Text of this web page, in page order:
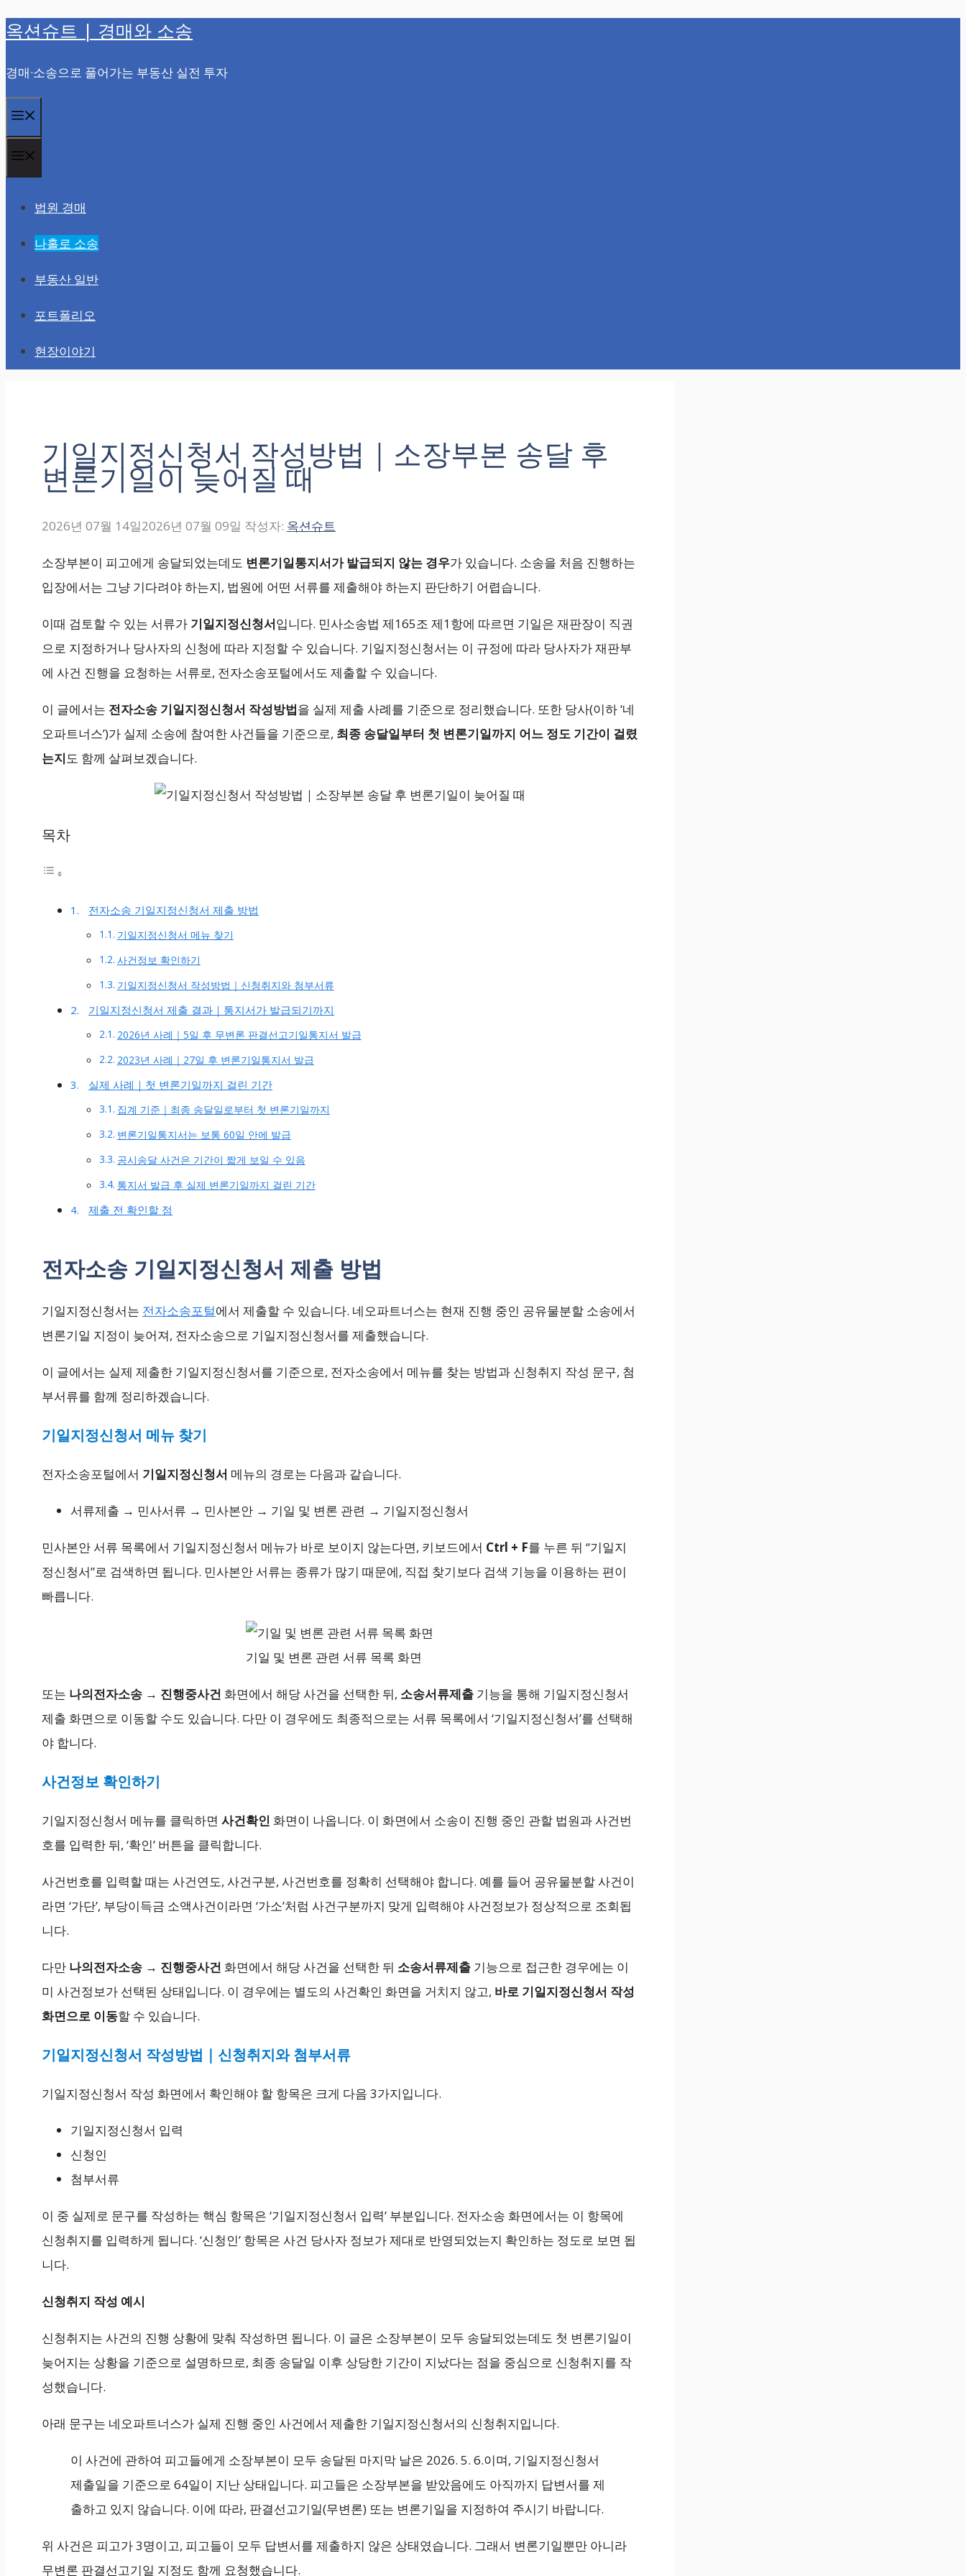
컨
츠
로
너
뛰
옥션슈트 | 경매와 소송
경매·소송으로 풀어가는 부동산 실전 투자
법원 경매
나홀로 소송
부동산 일반
포트폴리오
현장이야기
기일지정신청서 작성방법｜소장부본 송달 후
변론기일이 늦어질 때
2026년 07월 14일2026년 07월 09일 작성자: 옥션슈트
소장부본이 피고에게 송달되었는데도 변론기일통지서가 발급되지 않는 경우가 있습니다. 소송을 처음 진행하는
입장에서는 그냥 기다려야 하는지, 법원에 어떤 서류를 제출해야 하는지 판단하기 어렵습니다.
이때 검토할 수 있는 서류가 기일지정신청서입니다. 민사소송법 제165조 제1항에 따르면 기일은 재판장이 직권
으로 지정하거나 당사자의 신청에 따라 지정할 수 있습니다. 기일지정신청서는 이 규정에 따라 당사자가 재판부
에 사건 진행을 요청하는 서류로, 전자소송포털에서도 제출할 수 있습니다.
이 글에서는 전자소송 기일지정신청서 작성방법을 실제 제출 사례를 기준으로 정리했습니다. 또한 당사(이하 ‘네
오파트너스’)가 실제 소송에 참여한 사건들을 기준으로, 최종 송달일부터 첫 변론기일까지 어느 정도 기간이 걸렸
는지도 함께 살펴보겠습니다.
목차
전자소송 기일지정신청서 제출 방법
기일지정신청서 메뉴 찾기
사건정보 확인하기
기일지정신청서 작성방법｜신청취지와 첨부서류
기일지정신청서 제출 결과｜통지서가 발급되기까지
2026년 사례｜5일 후 무변론 판결선고기일통지서 발급
2023년 사례｜27일 후 변론기일통지서 발급
실제 사례｜첫 변론기일까지 걸린 기간
집계 기준｜최종 송달일로부터 첫 변론기일까지
변론기일통지서는 보통 60일 안에 발급
공시송달 사건은 기간이 짧게 보일 수 있음
통지서 발급 후 실제 변론기일까지 걸린 기간
제출 전 확인할 점
전자소송 기일지정신청서 제출 방법
기일지정신청서는 전자소송포털에서 제출할 수 있습니다. 네오파트너스는 현재 진행 중인 공유물분할 소송에서
변론기일 지정이 늦어져, 전자소송으로 기일지정신청서를 제출했습니다.
이 글에서는 실제 제출한 기일지정신청서를 기준으로, 전자소송에서 메뉴를 찾는 방법과 신청취지 작성 문구, 첨
부서류를 함께 정리하겠습니다.
기일지정신청서 메뉴 찾기
전자소송포털에서 기일지정신청서 메뉴의 경로는 다음과 같습니다.
서류제출 → 민사서류 → 민사본안 → 기일 및 변론 관련 → 기일지정신청서
민사본안 서류 목록에서 기일지정신청서 메뉴가 바로 보이지 않는다면, 키보드에서 Ctrl + F를 누른 뒤 “기일지
정신청서”로 검색하면 됩니다. 민사본안 서류는 종류가 많기 때문에, 직접 찾기보다 검색 기능을 이용하는 편이
빠릅니다.
기일 및 변론 관련 서류 목록 화면
또는 나의전자소송 → 진행중사건 화면에서 해당 사건을 선택한 뒤, 소송서류제출 기능을 통해 기일지정신청서
제출 화면으로 이동할 수도 있습니다. 다만 이 경우에도 최종적으로는 서류 목록에서 ‘기일지정신청서’를 선택해
야 합니다.
사건정보 확인하기
기일지정신청서 메뉴를 클릭하면 사건확인 화면이 나옵니다. 이 화면에서 소송이 진행 중인 관할 법원과 사건번
호를 입력한 뒤, ‘확인’ 버튼을 클릭합니다.
사건번호를 입력할 때는 사건연도, 사건구분, 사건번호를 정확히 선택해야 합니다. 예를 들어 공유물분할 사건이
라면 ‘가단’, 부당이득금 소액사건이라면 ‘가소’처럼 사건구분까지 맞게 입력해야 사건정보가 정상적으로 조회됩
니다.
다만 나의전자소송 → 진행중사건 화면에서 해당 사건을 선택한 뒤 소송서류제출 기능으로 접근한 경우에는 이
미 사건정보가 선택된 상태입니다. 이 경우에는 별도의 사건확인 화면을 거치지 않고, 바로 기일지정신청서 작성
화면으로 이동할 수 있습니다.
기일지정신청서 작성방법｜신청취지와 첨부서류
기일지정신청서 작성 화면에서 확인해야 할 항목은 크게 다음 3가지입니다.
기일지정신청서 입력
신청인
첨부서류
이 중 실제로 문구를 작성하는 핵심 항목은 ‘기일지정신청서 입력’ 부분입니다. 전자소송 화면에서는 이 항목에
신청취지를 입력하게 됩니다. ‘신청인’ 항목은 사건 당사자 정보가 제대로 반영되었는지 확인하는 정도로 보면 됩
니다.
신청취지 작성 예시
신청취지는 사건의 진행 상황에 맞춰 작성하면 됩니다. 이 글은 소장부본이 모두 송달되었는데도 첫 변론기일이
늦어지는 상황을 기준으로 설명하므로, 최종 송달일 이후 상당한 기간이 지났다는 점을 중심으로 신청취지를 작
성했습니다.
아래 문구는 네오파트너스가 실제 진행 중인 사건에서 제출한 기일지정신청서의 신청취지입니다.
이 사건에 관하여 피고들에게 소장부본이 모두 송달된 마지막 날은 2026. 5. 6.이며, 기일지정신청서
제출일을 기준으로 64일이 지난 상태입니다. 피고들은 소장부본을 받았음에도 아직까지 답변서를 제
출하고 있지 않습니다. 이에 따라, 판결선고기일(무변론) 또는 변론기일을 지정하여 주시기 바랍니다.
위 사건은 피고가 3명이고, 피고들이 모두 답변서를 제출하지 않은 상태였습니다. 그래서 변론기일뿐만 아니라
무변론 판결선고기일 지정도 함께 요청했습니다.